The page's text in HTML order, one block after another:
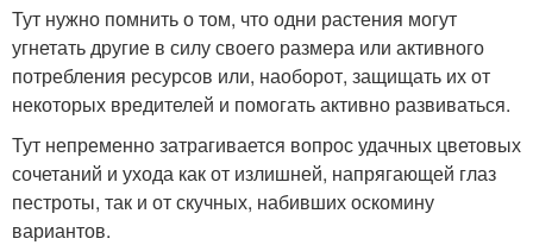
Тут нужно помнить о том, что одни растения могут
угнетать другие в силу своего размера или активного
потребления ресурсов или, наоборот, защищать их от
некоторых вредителей и помогать активно развиваться.
Тут непременно затрагивается вопрос удачных цветовых
сочетаний и ухода как от излишней, напрягающей глаз
пестроты, так и от скучных, набивших оскомину
вариантов.